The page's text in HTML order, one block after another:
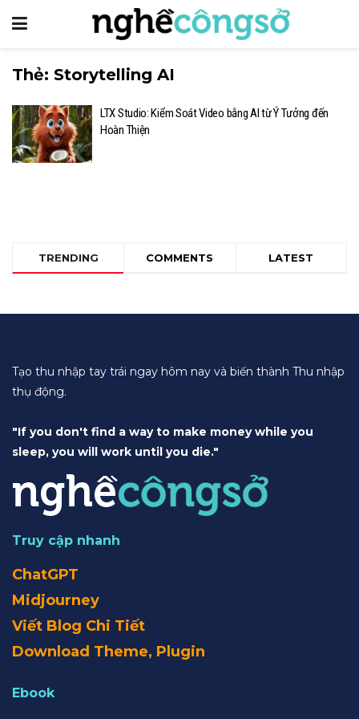
Thẻ: Storytelling AI
LTX Studio: Kiểm Soát Video bằng AI từ Ý Tưởng đến
Hoàn Thiện
TRENDING COMMENTS LATEST
Tạo thu nhập tay trái ngay hôm nay và biến thành Thu nhập
thụ động.
"If you don't find a way to make money while you
sleep, you will work until you die."
Truy cập nhanh
ChatGPT
Midjourney
Viết Blog Chi Tiết
Download Theme, Plugin
Ebook